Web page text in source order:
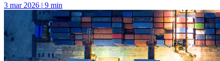
3 mar 2026 | 9 min